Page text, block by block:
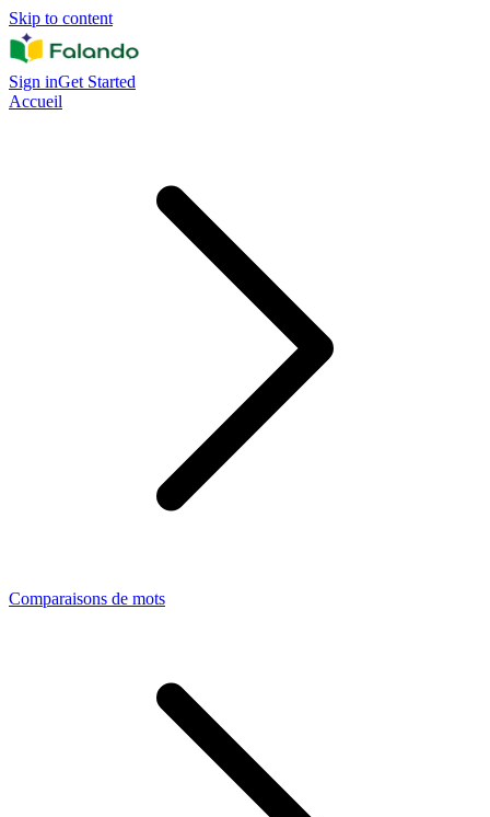
Skip to content
Sign inGet Started
Accueil
Comparaisons de mots